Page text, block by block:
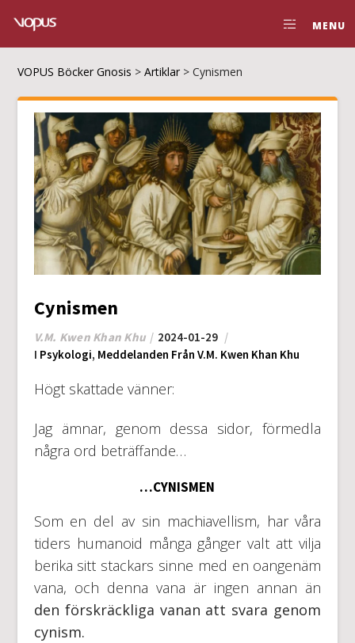
MENU
VOPUS Böcker Gnosis >Artiklar >Cynismen
Cynismen
V.M. Kwen Khan Khu
2024-01-29
I Psykologi, Meddelanden Från V.M. Kwen Khan Khu
Högt skattade vänner:
Jag ämnar, genom dessa sidor, förmedla
några ord beträffande…
…CYNISMEN
Som en del av sin machiavellism, har våra
tiders humanoid många gånger valt att vilja
berika sitt stackars sinne med en oangenäm
vana, och denna vana är ingen annan än
den förskräckliga vanan att svara genom
cynism.